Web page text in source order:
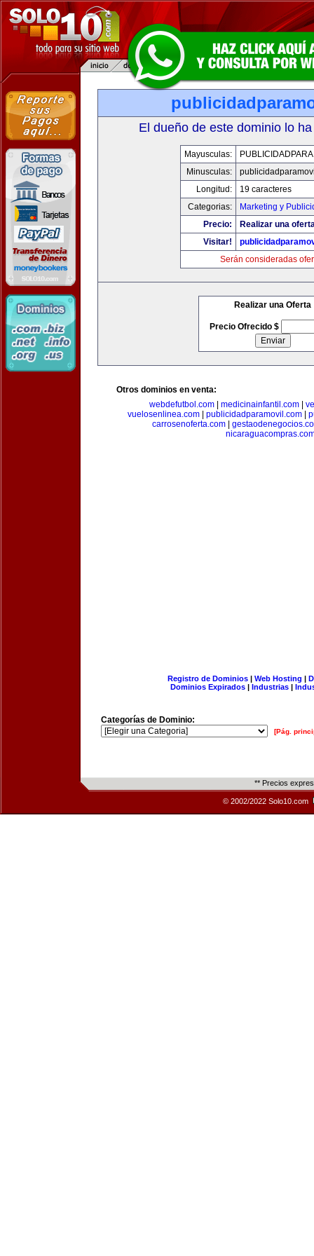
El dueño de este dominio lo
Mayusculas:
Minusculas:
Longitud:
19 caracteres
Categorias:
Marketing y
Precio:
Realizar una
Visitar!
Serán consideradas
Realizar una Oferta
Precio Ofrecido $
Otros dominios en venta:
webdefutbol.com| medicinainfantil.com|
vuelosenlinea.com
publicidadparamovil.com
carrosenoferta.com
Registro de Dominios| Web Hosting |
Dominios Expirados | Industrias |
Categorías de Dominio:
[Pág.
** Precios
© 2002/2022 Solo10.com